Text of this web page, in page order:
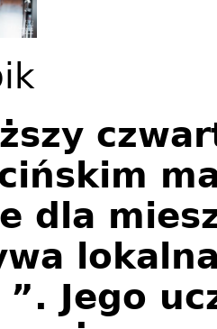
dla
”. Jego